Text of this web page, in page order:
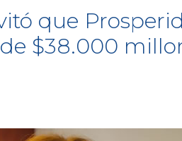
que
$38.000